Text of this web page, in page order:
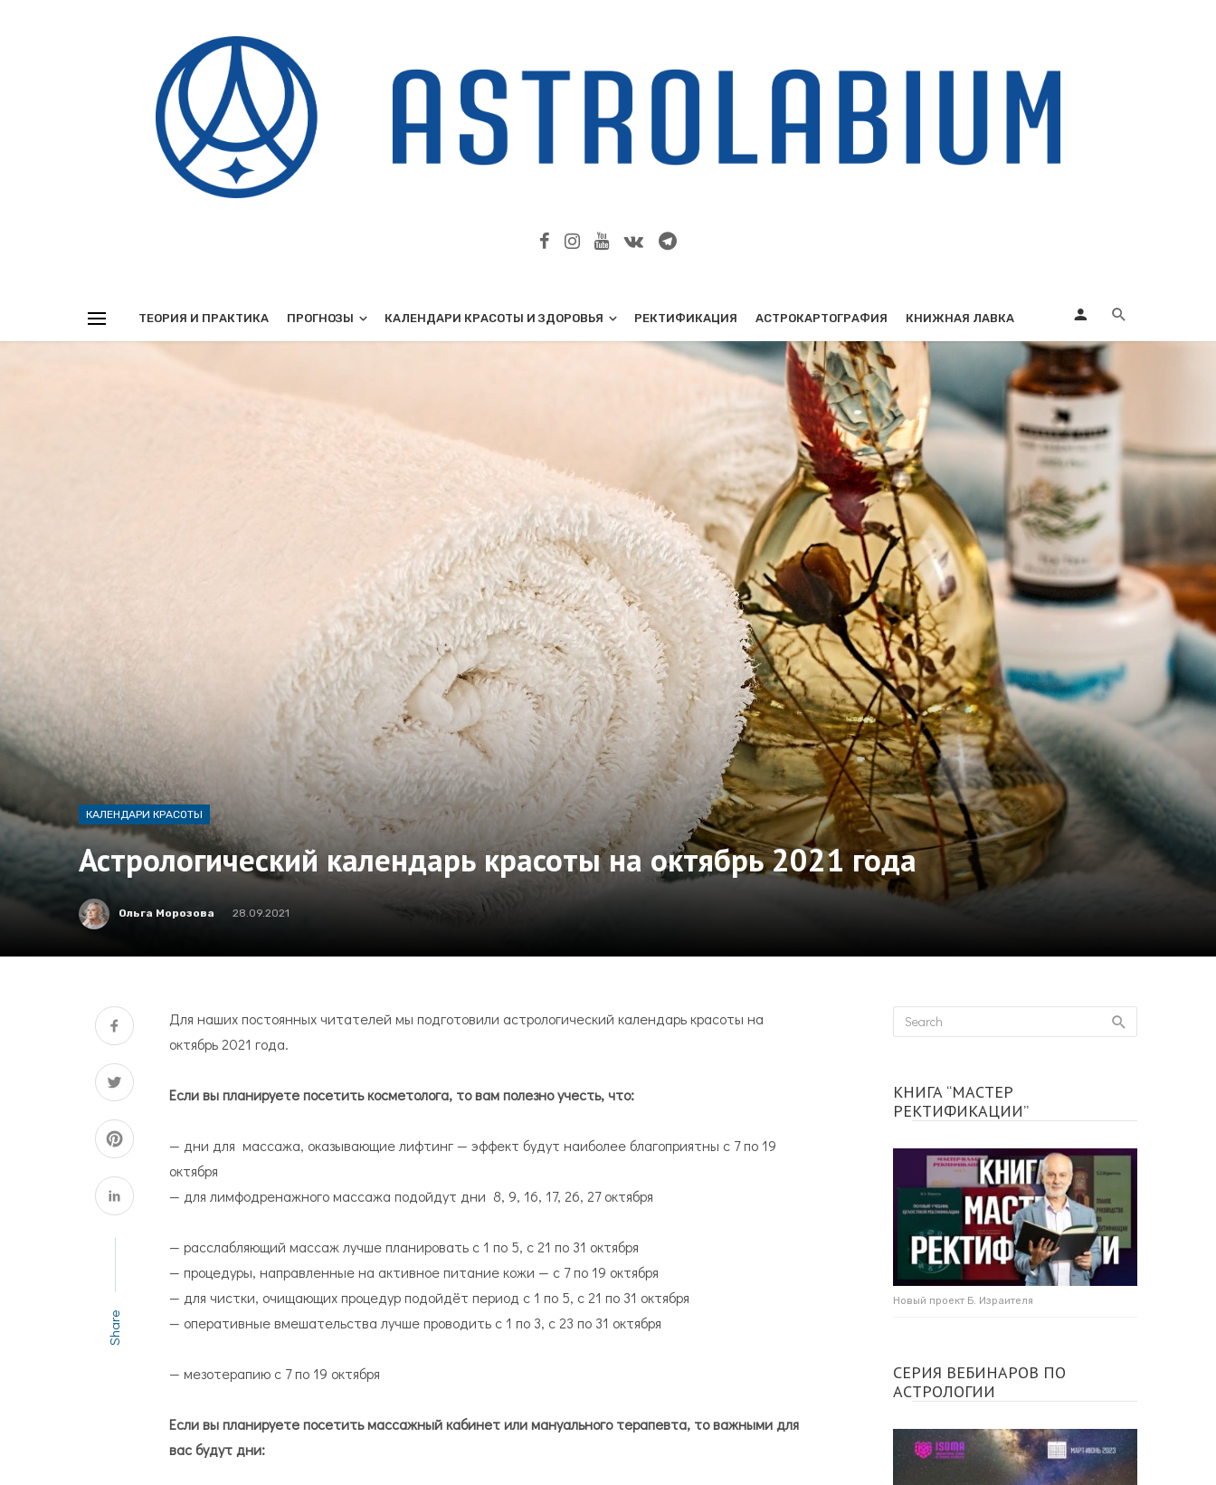
ТЕОРИЯ И ПРАКТИКА ПРОГНОЗЫ КАЛЕНДАРИ КРАСОТЫ И ЗДОРОВЬЯ РЕКТИФИКАЦИЯ АСТРОКАРТОГРАФИЯ КНИЖНАЯ ЛАВКА
КАЛЕНДАРИ КРАСОТЫ
Астрологический календарь красоты на октябрь 2021 года
Ольга Морозова 28.09.2021
Share
Для наших постоянных читателей мы подготовили астрологический календарь красоты на
октябрь 2021 года.
Если вы планируете посетить косметолога, то вам полезно учесть, что:
— дни для массажа, оказывающие лифтинг — эффект будут наиболее благоприятны с 7 по 19
октября
— для лимфодренажного массажа подойдут дни 8, 9, 16, 17, 26, 27 октября
— расслабляющий массаж лучше планировать с 1 по 5, с 21 по 31 октября
— процедуры, направленные на активное питание кожи — с 7 по 19 октября
— для чистки, очищающих процедур подойдёт период с 1 по 5, с 21 по 31 октября
— оперативные вмешательства лучше проводить с 1 по 3, с 23 по 31 октября
— мезотерапию с 7 по 19 октября
Если вы планируете посетить массажный кабинет или мануального терапевта, то важными для
вас будут дни:
КНИГА “МАСТЕР
РЕКТИФИКАЦИИ”
Новый проект Б. Израителя
СЕРИЯ ВЕБИНАРОВ ПО
АСТРОЛОГИИ
Реклама